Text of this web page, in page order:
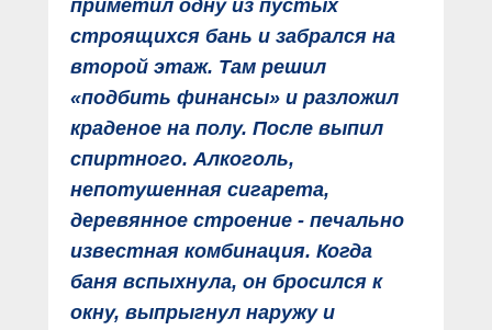
приметил одну из пустых
строящихся бань и забрался на
второй этаж. Там решил
«подбить финансы» и разложил
краденое на полу. После выпил
спиртного. Алкоголь,
непотушенная сигарета,
деревянное строение - печально
известная комбинация. Когда
баня вспыхнула, он бросился к
окну, выпрыгнул наружу и